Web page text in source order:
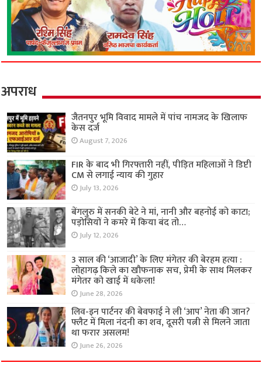
अपराध
जैतनपुर भूमि विवाद मामले में पांच नामजद के खिलाफ
केस दर्ज
August 7, 2026
FIR के बाद भी गिरफ्तारी नहीं, पीड़ित महिलाओं ने डिप्टी
CM से लगाई न्याय की गुहार
July 13, 2026
बेंगलुरु में सनकी बेटे ने मां, नानी और बहनोई को काटा;
पड़ोसियों ने कमरे में किया बंद तो…
July 12, 2026
3 साल की ‘आजादी’ के लिए मंगेतर की बेरहम हत्या :
लोहागढ़ किले का खौफनाक सच, प्रेमी के साथ मिलकर
मंगेतर को खाई में धकेला!
June 28, 2026
लिव-इन पार्टनर की बेवफाई ने ली ‘आप’ नेता की जान?
फ्लैट में मिला नंदनी का शव, दूसरी पत्नी से मिलने जाता
था फरार असलम!
June 26, 2026